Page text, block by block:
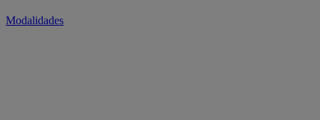
Modalidades